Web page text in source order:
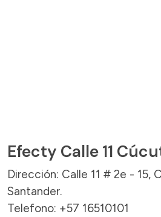
Efecty Calle 11
Dirección: Calle 11 # 2e - 15,
Santander.
Telefono: +57 16510101